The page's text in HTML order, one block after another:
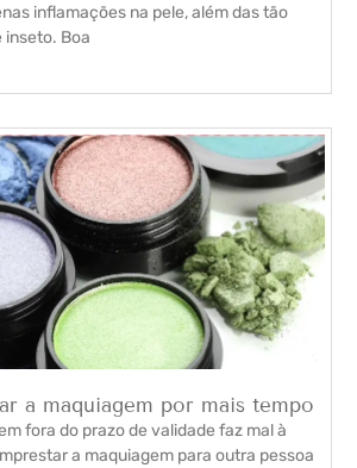
inflamações na pele, além das tão
inseto. Boa
a maquiagem por mais tempo
fora do prazo de validade faz mal à
a maquiagem para outra pessoa